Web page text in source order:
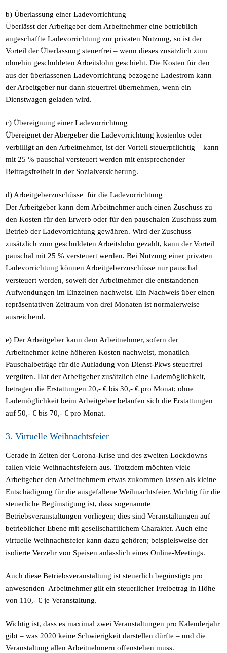
b) Überlassung einer Ladevorrichtung
Überlässt der Arbeitgeber dem Arbeitnehmer eine betrieblich
angeschaffte Ladevorrichtung zur privaten Nutzung, so ist der
Vorteil der Überlassung steuerfrei – wenn dieses zusätzlich zum
ohnehin geschuldeten Arbeitslohn geschieht. Die Kosten für den
aus der überlassenen Ladevorrichtung bezogene Ladestrom kann
der Arbeitgeber nur dann steuerfrei übernehmen, wenn ein
Dienstwagen geladen wird.
c) Übereignung einer Ladevorrichtung
Übereignet der Abergeber die Ladevorrichtung kostenlos oder
verbilligt an den Arbeitnehmer, ist der Vorteil steuerpflichtig – kann
mit 25 % pauschal versteuert werden mit entsprechender
Beitragsfreiheit in der Sozialversicherung.
d) Arbeitgeberzuschüsse für die Ladevorrichtung
Der Arbeitgeber kann dem Arbeitnehmer auch einen Zuschuss zu
den Kosten für den Erwerb oder für den pauschalen Zuschuss zum
Betrieb der Ladevorrichtung gewähren. Wird der Zuschuss
zusätzlich zum geschuldeten Arbeitslohn gezahlt, kann der Vorteil
pauschal mit 25 % versteuert werden. Bei Nutzung einer privaten
Ladevorrichtung können Arbeitgeberzuschüsse nur pauschal
versteuert werden, soweit der Arbeitnehmer die entstandenen
Aufwendungen im Einzelnen nachweist. Ein Nachweis über einen
repräsentativen Zeitraum von drei Monaten ist normalerweise
ausreichend.
e) Der Arbeitgeber kann dem Arbeitnehmer, sofern der
Arbeitnehmer keine höheren Kosten nachweist, monatlich
Pauschalbeträge für die Aufladung von Dienst-Pkws steuerfrei
vergüten. Hat der Arbeitgeber zusätzlich eine Lademöglichkeit,
betragen die Erstattungen 20,- € bis 30,- € pro Monat; ohne
Lademöglichkeit beim Arbeitgeber belaufen sich die Erstattungen
auf 50,- € bis 70,- € pro Monat.
3. Virtuelle Weihnachtsfeier
Gerade in Zeiten der Corona-Krise und des zweiten Lockdowns
fallen viele Weihnachtsfeiern aus. Trotzdem möchten viele
Arbeitgeber den Arbeitnehmern etwas zukommen lassen als kleine
Entschädigung für die ausgefallene Weihnachtsfeier. Wichtig für die
steuerliche Begünstigung ist, dass sogenannte
Betriebsveranstaltungen vorliegen; dies sind Veranstaltungen auf
betrieblicher Ebene mit gesellschaftlichem Charakter. Auch eine
virtuelle Weihnachtsfeier kann dazu gehören; beispielsweise der
isolierte Verzehr von Speisen anlässlich eines Online-Meetings.
Auch diese Betriebsveranstaltung ist steuerlich begünstigt: pro
anwesenden Arbeitnehmer gilt ein steuerlicher Freibetrag in Höhe
von 110,- € je Veranstaltung.
Wichtig ist, dass es maximal zwei Veranstaltungen pro Kalenderjahr
gibt – was 2020 keine Schwierigkeit darstellen dürfte – und die
Veranstaltung allen Arbeitnehmern offenstehen muss.